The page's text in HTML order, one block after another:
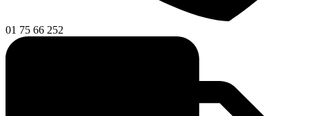
01 75 66 252